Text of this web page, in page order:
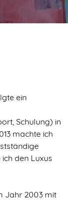
ein
Schulung) in
machte ich
den Luxus
Jahr 2003 mit